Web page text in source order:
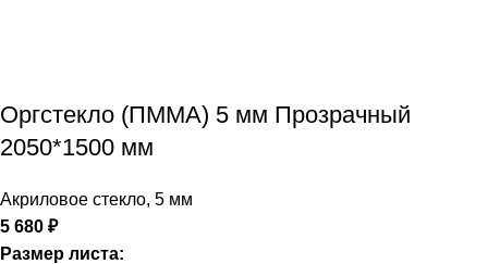
Оргстекло (ПММА) 5 мм Прозрачный
2050*1500 мм
Акриловое стекло, 5 мм
5 680 ₽
Размер листа: